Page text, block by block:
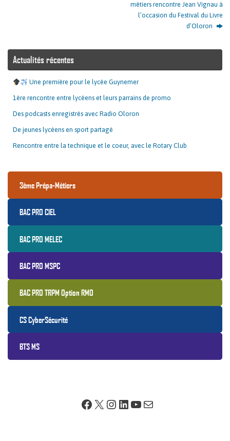
métiers rencontre Jean Vignau à
l’occasion du Festival du Livre
d’Oloron
Actualités récentes
Une première pour le lycée Guynemer
1ère rencontre entre lycéens et leurs parrains de promo
Des podcasts enregistrés avec Radio Oloron
De jeunes lycéens en sport partagé
Rencontre entre la technique et le coeur, avec le Rotary Club
3ème Prépa-Métiers
BAC PRO CIEL
BAC PRO MELEC
BAC PRO MSPC
BAC PRO TRPM Option RMO
CS CyberSécurité
BTS MS
Facebook
X Instagram
LinkedIn
YouTube
E-mail